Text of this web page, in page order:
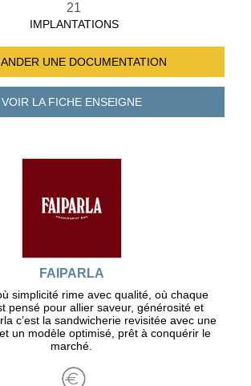
21
IMPLANTATIONS
UNE DOCUMENTATION
VOIR LA FICHEENSEIGNE
FAIPARLA
simplicité rime avec qualité, où chaque
pensé pour allier saveur, générosité et
c’est la sandwicherie revisitée avec une
un modèle optimisé, prêt à conquérir le
marché.